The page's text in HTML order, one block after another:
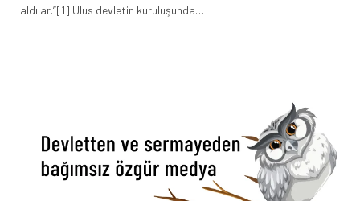
aldılar.”[1] Ulus devletin kuruluşunda…